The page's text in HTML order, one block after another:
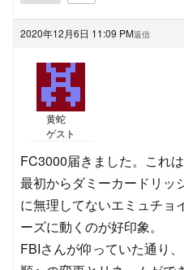
2020年12月6日 11:09 PM返信
黄蛇
ゲスト
FC3000届きました。これ
最初からダミーカードリッ
に無理してないエミュチョ
ーズに動くのが好印象。
FBIさんが仰っていた通り